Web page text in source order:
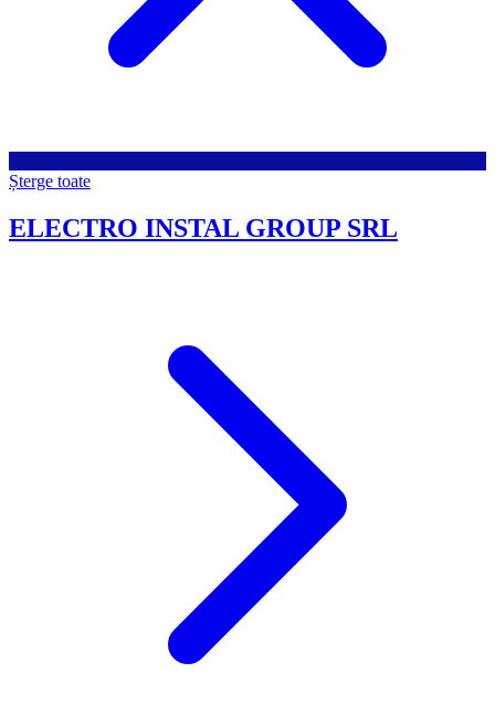
Șterge toate
ELECTRO INSTAL GROUP SRL